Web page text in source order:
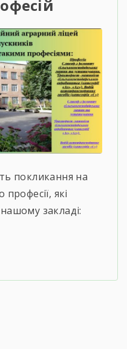
покликання на
які
закладі: